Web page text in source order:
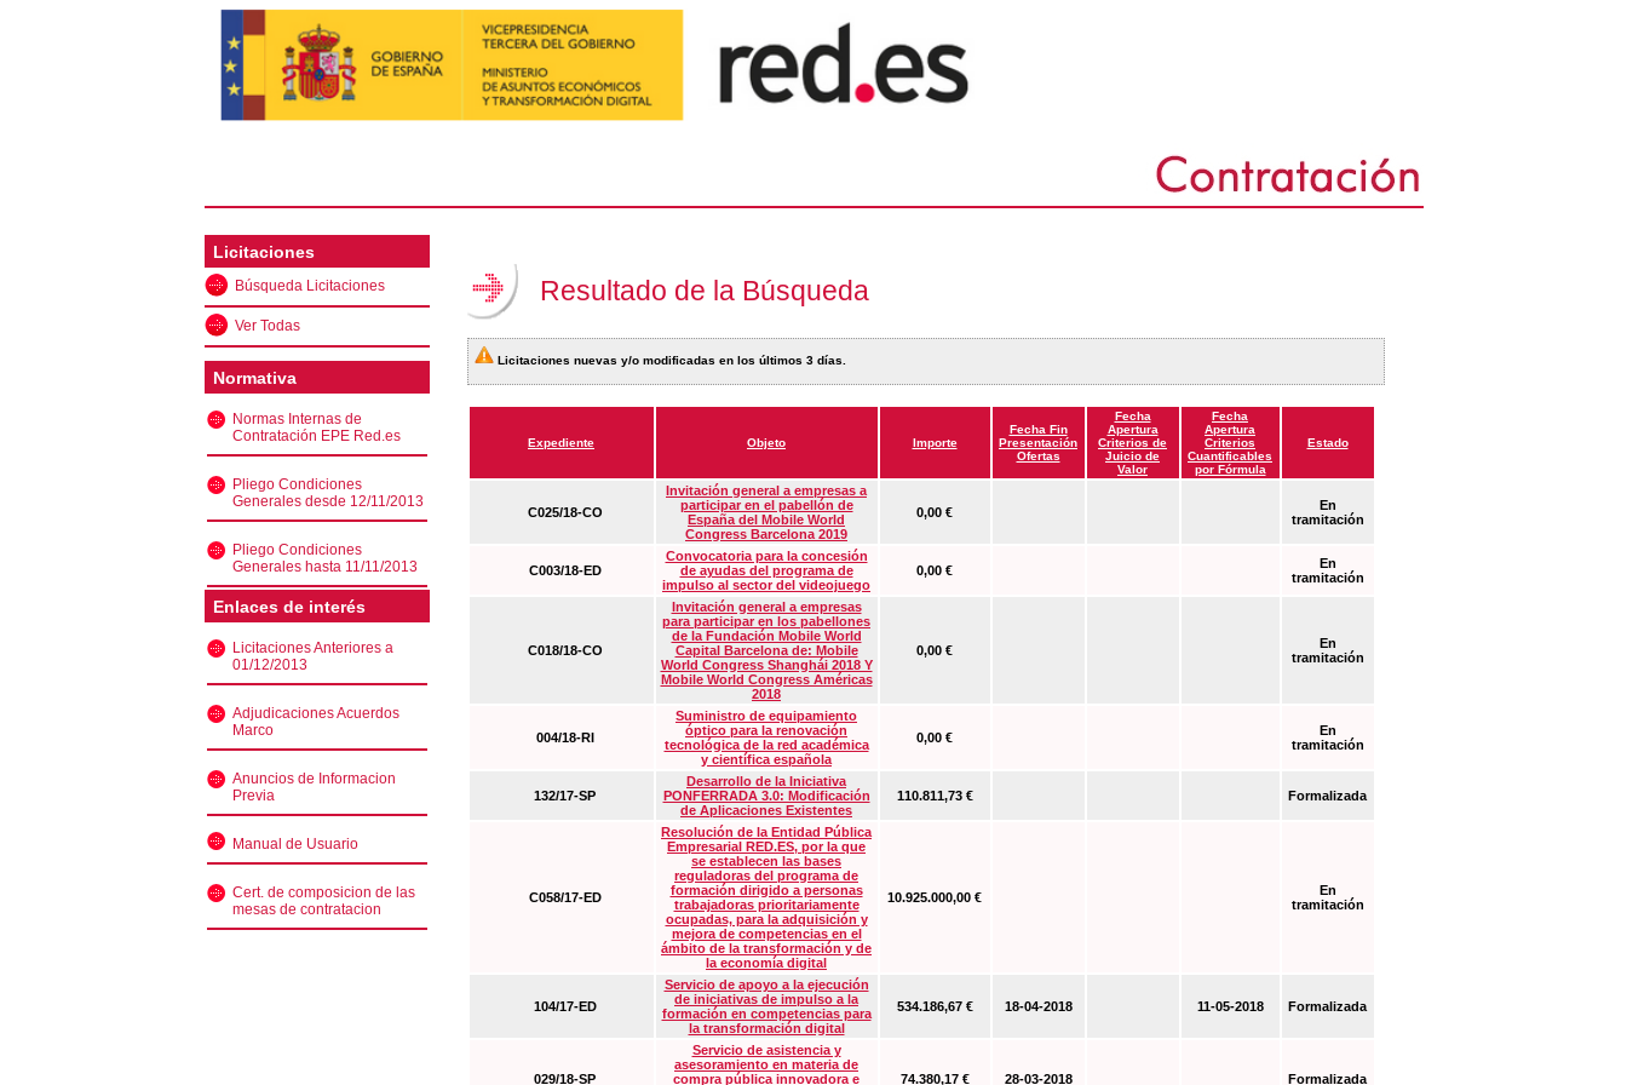
Licitaciones
Búsqueda Licitaciones
Ver Todas
Normativa
Normas Internas de
Contratación EPE Red.es
Pliego Condiciones
Generales desde 12/11/2013
Pliego Condiciones
Generales hasta 11/11/2013
Enlaces de interés
Licitaciones Anteriores a
01/12/2013
Adjudicaciones Acuerdos
Marco
Anuncios de Informacion
Previa
Manual de Usuario
Cert. de composicion de las
mesas de contratacion
Resultado de la Búsqueda
Licitaciones nuevas y/o modificadas en los últimos 3 días.
Expediente Objeto Importe
Fecha Fin
Presentación
Ofertas
Fecha
Apertura
Criterios de
Juicio de
Valor
Fecha
Apertura
Criterios
Cuantificables
por Fórmula
Estado
C025/18-CO
Invitación general a empresas a
participar en el pabellón de
España del Mobile World
Congress Barcelona 2019
0,00 €
En
tramitación
C003/18-ED
Convocatoria para la concesión
de ayudas del programa de
impulso al sector del videojuego
0,00 €
En
tramitación
C018/18-CO
Invitación general a empresas
para participar en los pabellones
de la Fundación Mobile World
Capital Barcelona de: Mobile
World Congress Shanghái 2018 Y
Mobile World Congress Américas
2018
0,00 €
En
tramitación
004/18-RI
Suministro de equipamiento
óptico para la renovación
tecnológica de la red académica
y científica española
0,00 €
En
tramitación
132/17-SP
Desarrollo de la Iniciativa
PONFERRADA 3.0: Modificación
de Aplicaciones Existentes
110.811,73 € Formalizada
C058/17-ED
Resolución de la Entidad Pública
Empresarial RED.ES, por la que
se establecen las bases
reguladoras del programa de
formación dirigido a personas
trabajadoras prioritariamente
ocupadas, para la adquisición y
mejora de competencias en el
ámbito de la transformación y de
la economía digital
10.925.000,00 €
En
tramitación
104/17-ED
Servicio de apoyo a la ejecución
de iniciativas de impulso a la
formación en competencias para
la transformación digital
534.186,67 € 18-04-2018 11-05-2018 Formalizada
029/18-SP
Servicio de asistencia y
asesoramiento en materia de
compra pública innovadora e
74.380,17 € 28-03-2018 Formalizada